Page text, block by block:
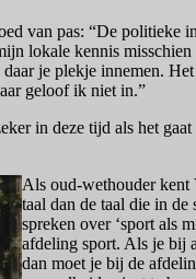
van pas: “De politieke
lokale kennis
je plekje innemen.
geloof ik niet in.”
in deze tijd als het
Als oud-wethouder kent
taal dan de taal die in
spreken over ‘sport als
afdeling sport. Als je bij
dan moet je bij de